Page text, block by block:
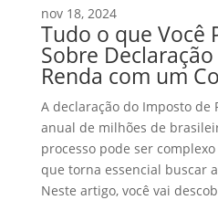
nov 18, 2024
Tudo o que Você
Sobre
Renda com um
A declaração do Imposto de
anual de milhões de
processo pode ser
que torna essencial buscar
Neste artigo, você vai